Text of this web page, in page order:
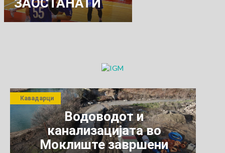
ЗАОСТАНАТИ
СРЕДБИ
Водоводот и
канализацијата во
Моклиште завршени
Кавадарци